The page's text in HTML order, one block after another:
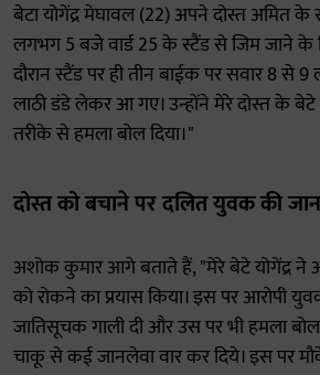
बेटा योगेंद्र मेघावल (22) अपने दोस्त अमित
लगभग 5 बजे वार्ड 25 के स्टैंड से जिम जाने के
दौरान स्टैंड पर ही तीन बाईक पर सवार 8 से 9
लाठी डंडे लेकर आ गए। उन्होंने मेरे दोस्त के
तरीके से हमला बोल दिया।"
दोस्त को बचाने पर दलित युवक की
अशोक कुमार आगे बताते हैं, "मेरे बेटे योगेंद्र ने
को रोकने का प्रयास किया। इस पर आरोपी
जातिसूचक गाली दी और उस पर भी हमला बोल
चाकू से कई जानलेवा वार कर दिये। इस पर